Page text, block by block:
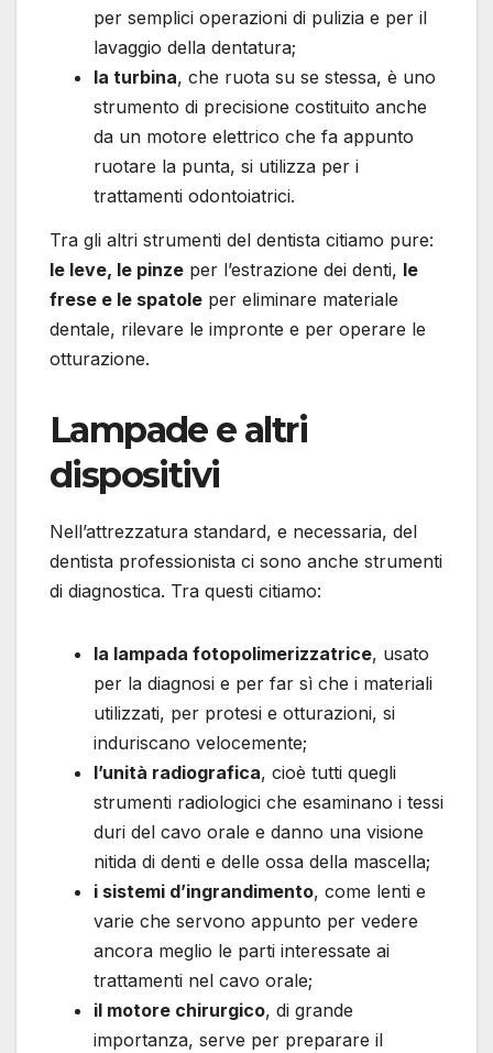
per semplici operazioni di pulizia e per il
lavaggio della dentatura;
la turbina, che ruota su se stessa, è uno
strumento di precisione costituito anche
da un motore elettrico che fa appunto
ruotare la punta, si utilizza per i
trattamenti odontoiatrici.
Tra gli altri strumenti del dentista citiamo pure:
le leve, le pinze per l’estrazione dei denti, le
frese e le spatole per eliminare materiale
dentale, rilevare le impronte e per operare le
otturazione.
Lampade e altri
dispositivi
Nell’attrezzatura standard, e necessaria, del
dentista professionista ci sono anche strumenti
di diagnostica. Tra questi citiamo:
la lampada fotopolimerizzatrice, usato
per la diagnosi e per far sì che i materiali
utilizzati, per protesi e otturazioni, si
induriscano velocemente;
l’unità radiografica, cioè tutti quegli
strumenti radiologici che esaminano i tessi
duri del cavo orale e danno una visione
nitida di denti e delle ossa della mascella;
i sistemi d’ingrandimento, come lenti e
varie che servono appunto per vedere
ancora meglio le parti interessate ai
trattamenti nel cavo orale;
il motore chirurgico, di grande
importanza, serve per preparare il